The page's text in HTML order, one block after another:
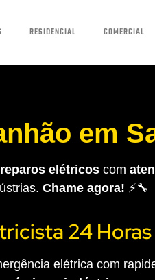
RESIDENCIAL COMERCIAL
em
elétricos com
Chame agora! ⚡🔧
24 Horas
elétrica com